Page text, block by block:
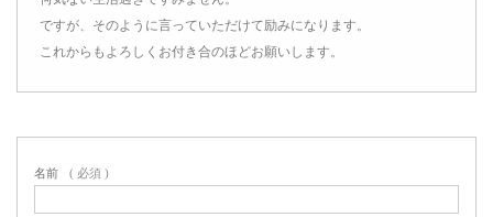
ですが、そのように言っていただけて励みになります。
これからもよろしくお付き合のほどお願いします。
名前 ( 必須 )